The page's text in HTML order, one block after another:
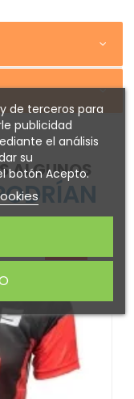
ALGUNOS
de terceros para
publicidad
el análisis
su
botón Acepto.